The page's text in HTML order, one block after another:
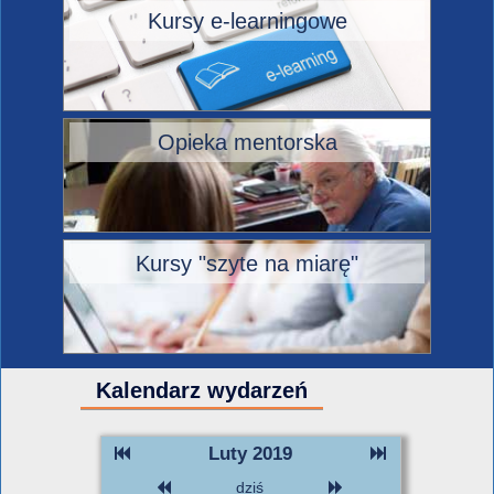
Kursy e-learningowe
Opieka mentorska
Kursy "szyte na miarę"
Kalendarz wydarzeń
Luty 2019
dziś